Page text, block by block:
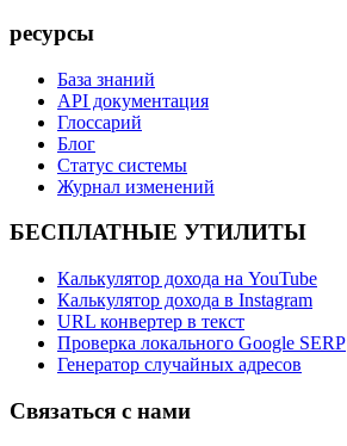
ресурсы
База знаний
API документация
Глоссарий
Блог
Статус системы
Журнал изменений
БЕСПЛАТНЫЕ УТИЛИТЫ
Калькулятор дохода на YouTube
Калькулятор дохода в Instagram
URL конвертер в текст
Проверка локального Google SERP
Генератор случайных адресов
Связаться с нами